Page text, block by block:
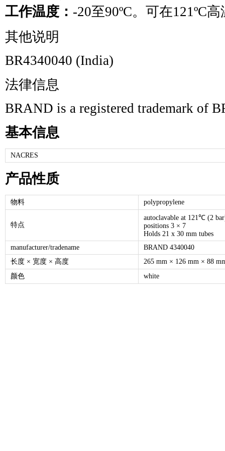
工作温度： -20至90ºC。可在121ºC
其他说明
BR4340040 (India)
法律信息
BRAND is a registered trademark of
基本信息
NACRES
产品性质
物料 polypropylene
特点
autoclavable at 121℃ (2
positions 3 × 7
Holds 21 x 30 mm tubes
manufacturer/tradename
BRAND 4340040
长度 × 宽度 × 高度
265 mm × 126 mm × 88
颜色
white